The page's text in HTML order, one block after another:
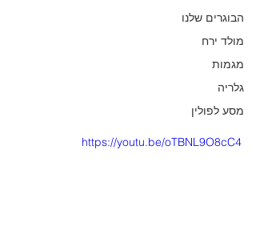
הבוגרים שלנו
מולד ירח
מגמות
גלריה
מסע לפולין
https://youtu.be/oTBNL9O8cC4